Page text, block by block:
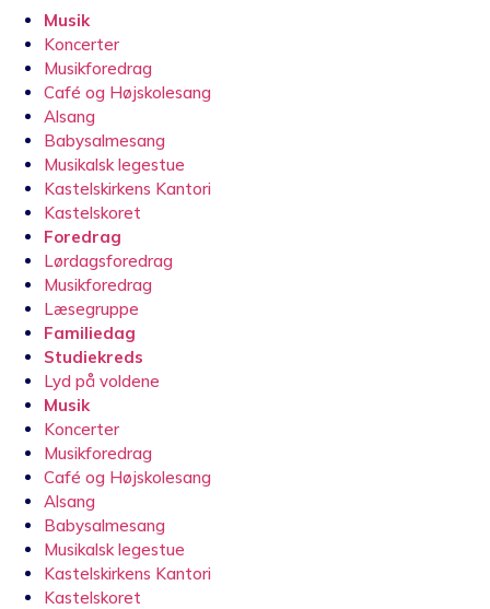
Musik
Koncerter
Musikforedrag
Café og Højskolesang
Alsang
Babysalmesang
Musikalsk legestue
Kastelskirkens Kantori
Kastelskoret
Foredrag
Lørdagsforedrag
Musikforedrag
Læsegruppe
Familiedag
Studiekreds
Lyd på voldene
Musik
Koncerter
Musikforedrag
Café og Højskolesang
Alsang
Babysalmesang
Musikalsk legestue
Kastelskirkens Kantori
Kastelskoret